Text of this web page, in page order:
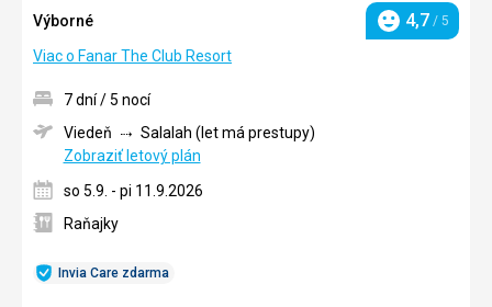
Výborné
Hodnotenie
4,7 / 5
Viac o Fanar The Club Resort
Invia Care zdarma
7 dní / 5 nocí
Viedeň
Salalah (let má prestupy)
Zobraziť letový plán
so 5.9. - pi 11.9.2026
Raňajky